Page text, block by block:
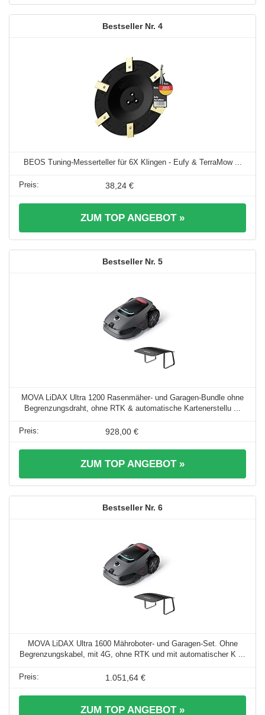
4
BEOS Tuning-Messerteller für 6X Klingen - Eufy & TerraMow ...
38,24 €
ZUM TOP ANGEBOT »
5
MOVA LiDAX Ultra 1200 Rasenmäher- und Garagen-Bundle ohne
Begrenzungsdraht, ohne RTK & automatische Kartenerstellu ...
928,00 €
ZUM TOP ANGEBOT »
6
MOVA LiDAX Ultra 1600 Mähroboter- und Garagen-Set. Ohne
Begrenzungskabel, mit 4G, ohne RTK und mit automatischer K ...
1.051,64 €
ZUM TOP ANGEBOT »